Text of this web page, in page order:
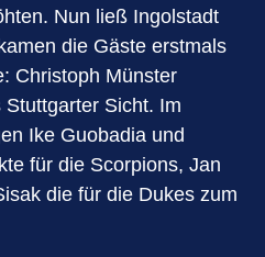
Nun ließ Ingolstadt
die Gäste erstmals
Christoph Münster
Sicht. Im
Ike Guobadia und
für die Scorpions, Jan
die für die Dukes zum